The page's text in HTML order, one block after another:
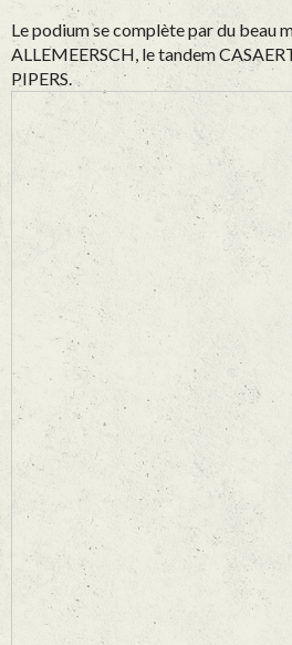
Le podium se complète par du beau
ALLEMEERSCH, le tandem
PIPERS.